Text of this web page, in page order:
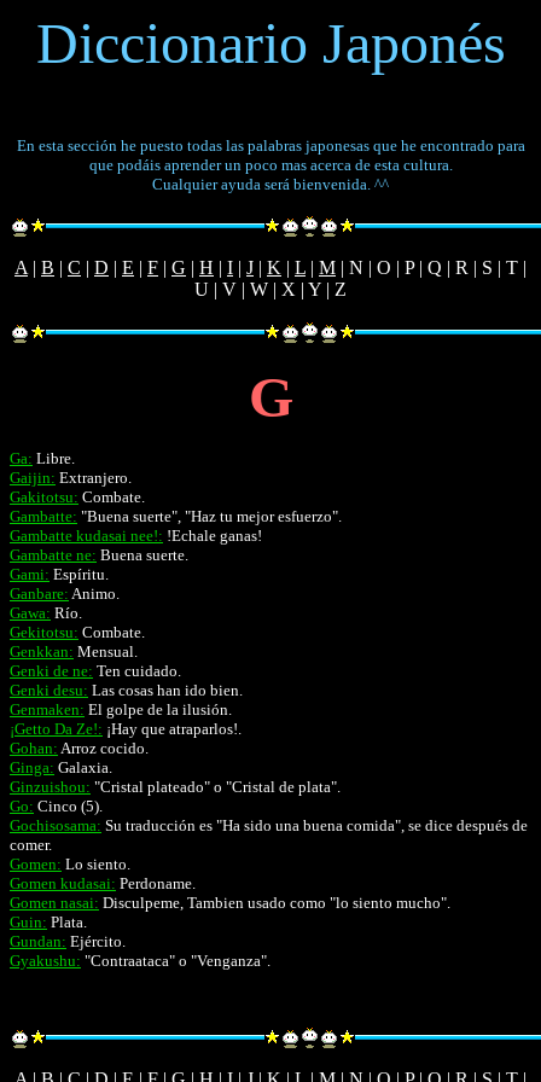
Diccionario Japonés
En esta sección he puesto todas las palabras japonesas que he encontrado para
que podáis aprender un poco mas acerca de esta cultura.
Cualquier ayuda será bienvenida. ^^
A | B | C | D | E | F | G | H | I | J | K | L | M | N | O | P | Q | R | S | T |
U | V | W | X | Y | Z
G
Ga: Libre.
Gaijin: Extranjero.
Gakitotsu: Combate.
Gambatte: "Buena suerte", "Haz tu mejor esfuerzo".
Gambatte kudasai nee!: !Echale ganas!
Gambatte ne: Buena suerte.
Gami: Espíritu.
Ganbare: Animo.
Gawa: Río.
Gekitotsu: Combate.
Genkkan: Mensual.
Genki de ne: Ten cuidado.
Genki desu: Las cosas han ido bien.
Genmaken: El golpe de la ilusión.
¡Getto Da Ze!: ¡Hay que atraparlos!.
Gohan: Arroz cocido.
Ginga: Galaxia.
Ginzuishou: "Cristal plateado" o "Cristal de plata".
Go: Cinco (5).
Gochisosama: Su traducción es "Ha sido una buena comida", se dice después de
comer.
Gomen: Lo siento.
Gomen kudasai: Perdoname.
Gomen nasai: Disculpeme, Tambien usado como "lo siento mucho".
Guin: Plata.
Gundan: Ejército.
Gyakushu: "Contraataca" o "Venganza".